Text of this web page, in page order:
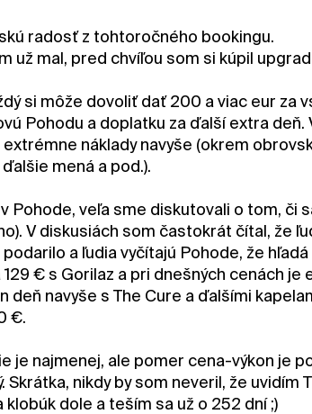
radosť z tohtoročného bookingu.
už mal, pred chvíľou som si kúpil
si môže dovoliť dať 200 a viac eur za
Pohodu a doplatku za ďalší extra deň.
náklady navyše (okrem
mená a pod.).
Pohode, veľa sme diskutovali o tom, či
V diskusiách som častokrát čítal, že
a ľudia vyčítajú Pohode, že
€ s Gorilaz a pri dnešných cenách
deň navyše s The Cure a ďalšími
€.
je najmenej, ale pomer cena-výkon je
Skrátka, nikdy by som neveril, že uvidím
klobúk dole a teším sa už o 252 dní ;)